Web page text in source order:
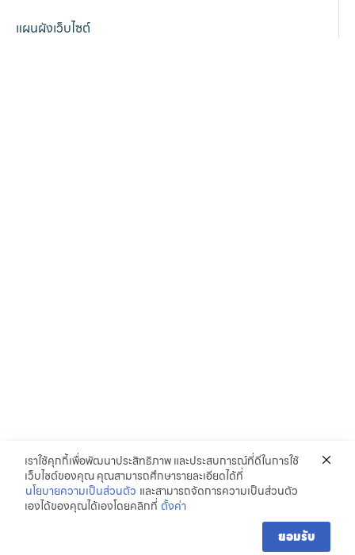
แผนผังเว็บไซต์
Copyright © 2023. All rights reserved.
เราใช้คุกกี้เพื่อพัฒนาประสิทธิภาพ และประสบการณ์ที่ดีในการใช้
เว็บไซต์ของคุณ คุณสามารถศึกษารายละเอียดได้ที่
นโยบายความเป็นส่วนตัว และสามารถจัดการความเป็นส่วนตัว
เองได้ของคุณได้เองโดยคลิกที่ ตั้งค่า
ยอมรับ